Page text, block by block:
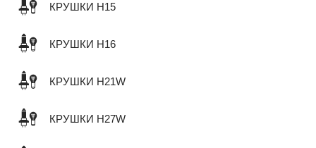
КРУШКИ H15
КРУШКИ H16
КРУШКИ H21W
КРУШКИ H27W